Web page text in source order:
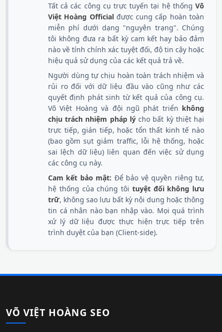
Tất cả các công cụ trực tuyến tại hệ thống Võ
Việt Hoàng Officialđược cung cấp hoàn toàn
miễn phí dưới dạng "nguyên trạng". Chúng
tôi không đưa ra bất kỳ cam kết hay bảo đảm
nào về tính chính xác tuyệt đối, độ tin cậy hoặc
hiệu quả sử dụng của các kết quả trả về.
Người dùng tự chịu hoàn toàn trách nhiệm và
rủi ro đối với dữ liệu đầu vào cũng như các
quyết định phát sinh từ kết quả của công cụ.
Võ Việt Hoàng và đội ngũ phát triển không
chịu trách nhiệm pháp lýcho bất kỳ thiệt hại
trực tiếp, gián tiếp, hoặc tổn thất kinh tế nào
(bao gồm sụt giảm traffic, lỗi hệ thống, hoặc
sai lệch dữ liệu) liên quan đến việc sử dụng
các công cụ này.
Cam kết bảo mật: Để bảo vệ quyền riêng tư,
hệ thống của chúng tôi tuyệt đối không lưu
trữ, không sao lưu bất kỳ nội dung hoặc thông
tin cá nhân nào bạn nhập vào. Mọi quá trình
xử lý dữ liệu được thực hiện trực tiếp trên
trình duyệt của bạn (Client-side).
VÕ VIỆT HOÀNG SEO